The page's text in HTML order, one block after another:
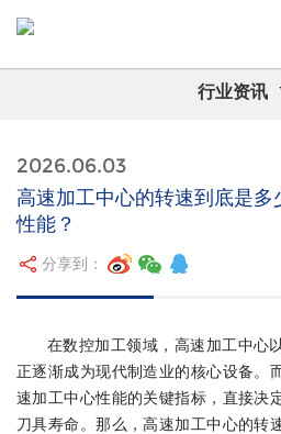
行业资讯
2026.06.03
高速加工中心的转速到底是
性能？
分享到：
在数控加工领域，高速加工中心
正逐渐成为现代制造业的核心设备。
速加工中心性能的关键指标，直接决
刀具寿命。那么，高速加工中心的转